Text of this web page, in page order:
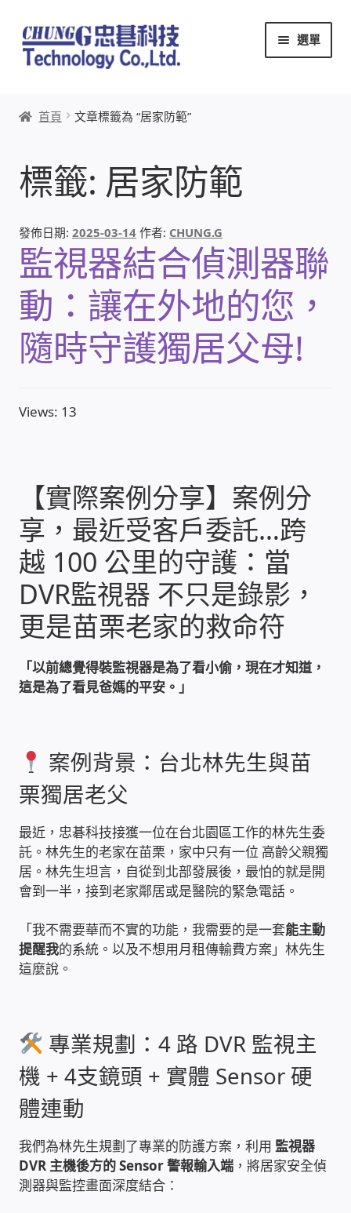
跳
至
導
列
跳
至
主
內
選單
本站文章導覽
創辦人:林慶忠
頭份獅子會
竹南百齡扶輪社
儀器設備
網路建置規劃維修-實績案例
弱電工程-實績案例
插卡計費
自動控制PLC專案設計-實績案例
電子鎖安裝-實績案例
電腦資訊-實績案例
電話總機安裝維修-實績案例
徵 伙伴
聯盟合作包商
家庭水電修繕
窗簾 窗飾 丈量安裝
電腦維修銷售
首頁 文章標籤為 “居家防範”
標籤: 居家防範
發佈日期:2025-03-14 作者: CHUNG.G
監視器結合偵測器聯
動：讓在外地的您，
隨時守護獨居父母!
Views: 13
【實際案例分享】案例分
享，最近受客戶委託…跨
越 100 公里的守護：當
DVR監視器 不只是錄影，
更是苗栗老家的救命符
「以前總覺得裝監視器是為了看小偷，現在才知道，
這是為了看見爸媽的平安。」
案例背景：台北林先生與苗
栗獨居老父
最近，忠碁科技接獲一位在台北園區工作的林先生委
託。林先生的老家在苗栗，家中只有一位 高齡父親獨
居。林先生坦言，自從到北部發展後，最怕的就是開
會到一半，接到老家鄰居或是醫院的緊急電話。
「我不需要華而不實的功能，我需要的是一套能主動
提醒我的系統。以及不想用月租傳輸費方案」林先生
這麼說。
專業規劃：4 路 DVR 監視主
機 + 4支鏡頭 + 實體 Sensor 硬
體連動
我們為林先生規劃了專業的防護方案，利用監視器
DVR 主機後方的 Sensor 警報輸入端 ，將居家安全偵
測器與監控畫面深度結合：